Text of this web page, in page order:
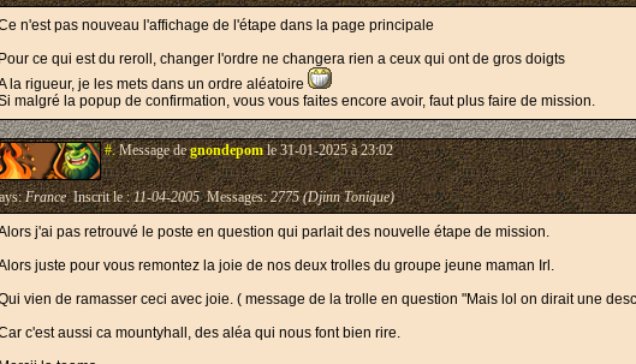
n'est pas nouveau l'affichage de l'étape dans la page principale
Pour ce qui est du reroll, changer l'ordre ne changera rien a ceux qui ont de gros doigts
la rigueur, je les mets dans un ordre aléatoire
malgré la popup de confirmation, vous vous faites encore avoir, faut plus faire de mission.
#.Message degnondepomle 31-01-2025 à 23:02
FranceInscrit le :11-04-2005Messages:2775 (Djinn Tonique)
j'ai pas retrouvé le poste en question qui parlait des nouvelle étape de mission.
juste pour vous remontez la joie de nos deux trolles du groupe jeune maman Irl.
vien de ramasser ceci avec joie. ( message de la trolle en question "Mais lol on dirait une
c'est aussi ca mountyhall, des aléa qui nous font bien rire.